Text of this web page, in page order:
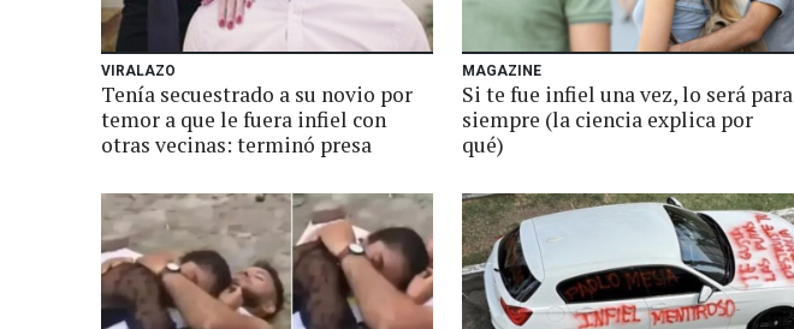
VIRALAZO
Tenía secuestrado a su novio por
temor a que le fuera infiel con
otras vecinas: terminó presa
MAGAZINE
Si te fue infiel una vez, lo será para
siempre (la ciencia explica por
qué)